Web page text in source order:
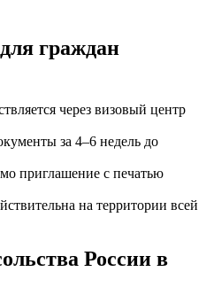
граждан
через визовый центр
за 4–6 недель до
приглашение с печатью
на территории всей
России в